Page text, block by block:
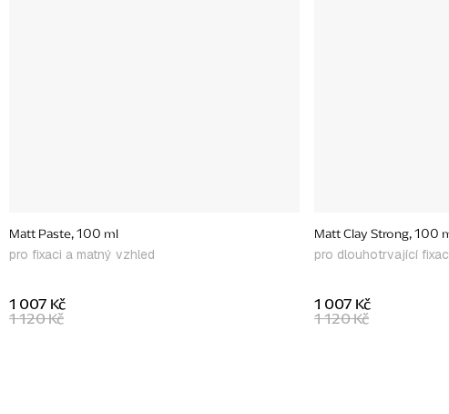
Matt Paste, 100 ml
pro fixaci a matný vzhled
1 120 Kč
1 007 Kč
Matt Clay Strong, 100
pro dlouhotrvající
1 120 Kč
1 007 Kč